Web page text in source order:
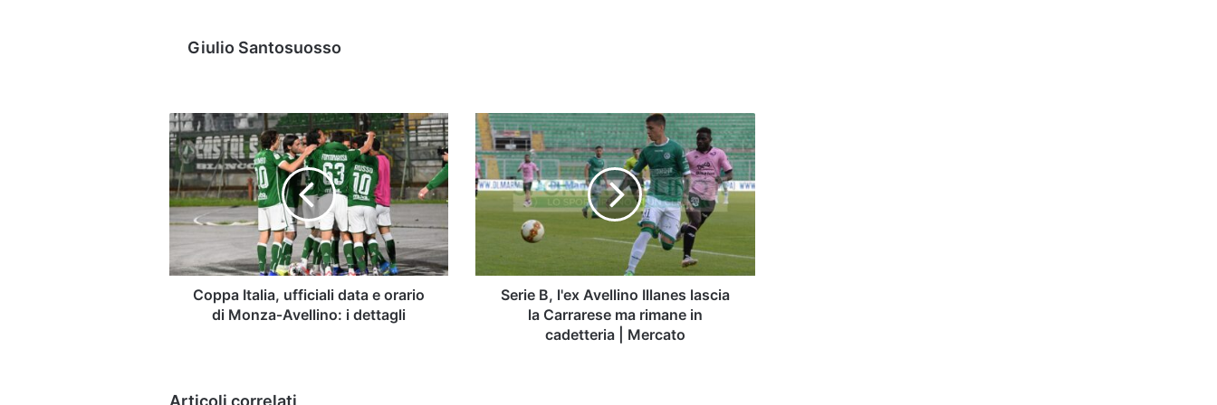
Giulio Santosuosso
Coppa
Italia,
ufficiali
data
e
orario
Monza‑Avellino:
i
dettagliCoppa Italia, ufficiali data e orario
di Monza‑Avellino: i dettagli
Serie
B,
l'ex
Avellino
Illanes
Carrarese
ma
rimaneSerie B, l'ex Avellino Illanes lascia
la Carrarese ma rimane in
cadetteria | Mercato
Articoli correlati